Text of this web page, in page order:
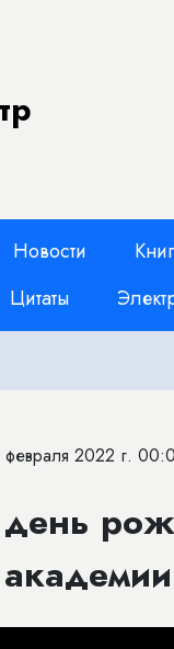
Новости
Цитаты
февраля 2022 г.